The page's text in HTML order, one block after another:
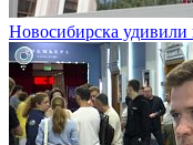
Новосибирска